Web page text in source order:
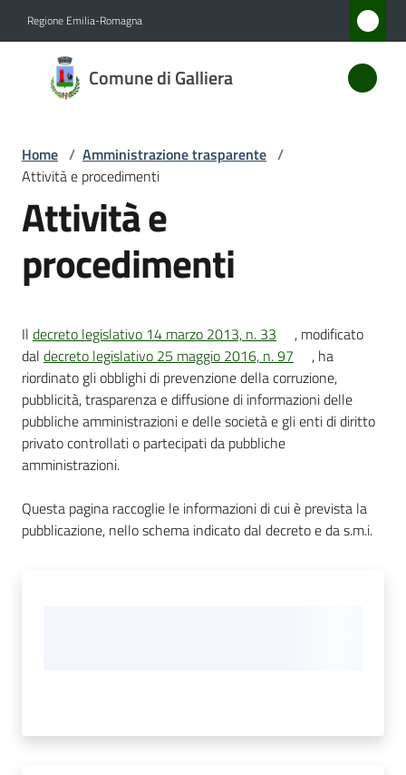
Regione Emilia-Romagna
Comune di Galliera
Comune
di
Amministrazione
Menu selezionato
Vivere
Galliera
Trasparente
Menu selezionato
Home / Amministrazione trasparente /
Attività e procedimenti
Attività e
procedimenti
Il decreto legislativo 14 marzo 2013, n. 33
, modificato
dal decreto legislativo 25 maggio 2016, n. 97
, ha
riordinato gli obblighi di prevenzione della corruzione,
pubblicità, trasparenza e diffusione di informazioni delle
pubbliche amministrazioni e delle società e gli enti di diritto
privato controllati o partecipati da pubbliche
amministrazioni.
Questa pagina raccoglie le informazioni di cui è prevista la
pubblicazione, nello schema indicato dal decreto e da s.m.i.